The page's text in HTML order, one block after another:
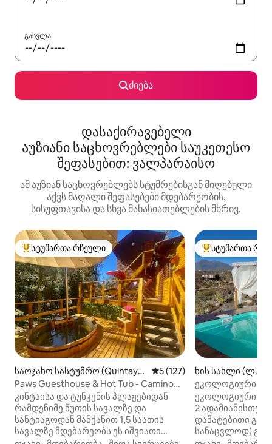
გასვლა
ძიება
დასაქირავებელი
აუზიანი საცხოვრებლები საუკეთესო
შეფასებით: ვალპარაისო
ამ აუზიან საცხოვრებლებს სტუმრებისგან მიღებული
აქვს მაღალი შეფასებები მდებარეობის,
სისუფთავისა და სხვა მახასიათებლების მხრივ.
სტუმართა რჩეული მოწინავე ვარიანტი
სტუმართა რჩეული
საოჯახო სასტუმრო (Quintay-T
unquén)
საშუალო შეფასებაა 5‑დან
5 (127)
Paws Guesthouse & Hot Tub - Camino
Quintay-Tunquén
კინტაისა და ტუნკენის პლაჟებიდან
რამდენიმე წუთის სავალზე და
სანტიაგოდან მანქანით 1,5 საათის
სავალზე მდებარეობს ეს იშვიათი
სტუმართა
სტუმართა
ხის სახლი (ლა-
ეკოლოგიური
და ტელესკოპით
ეკოლოგიური
2
დამატებითი
სანაცვლოდ)